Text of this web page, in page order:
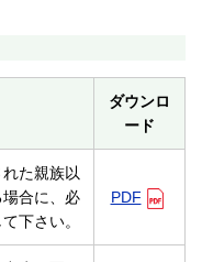
ダウンロ
ード
た親族以
合に、必
下さい。
PDF